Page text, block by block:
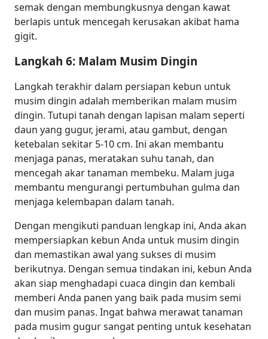
semak dengan membungkusnya dengan kawat
berlapis untuk mencegah kerusakan akibat hama
gigit.
Langkah 6: Malam Musim Dingin
Langkah terakhir dalam persiapan kebun untuk
musim dingin adalah memberikan malam musim
dingin. Tutupi tanah dengan lapisan malam seperti
daun yang gugur, jerami, atau gambut, dengan
ketebalan sekitar 5-10 cm. Ini akan membantu
menjaga panas, meratakan suhu tanah, dan
mencegah akar tanaman membeku. Malam juga
membantu mengurangi pertumbuhan gulma dan
menjaga kelembapan dalam tanah.
Dengan mengikuti panduan lengkap ini, Anda akan
mempersiapkan kebun Anda untuk musim dingin
dan memastikan awal yang sukses di musim
berikutnya. Dengan semua tindakan ini, kebun Anda
akan siap menghadapi cuaca dingin dan kembali
memberi Anda panen yang baik pada musim semi
dan musim panas. Ingat bahwa merawat tanaman
pada musim gugur sangat penting untuk kesehatan